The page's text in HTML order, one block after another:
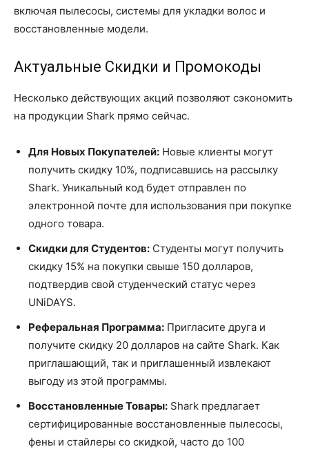
включая пылесосы, системы для укладки волос и
восстановленные модели.
Актуальные Скидки и Промокоды
Несколько действующих акций позволяют сэкономить
на продукции Shark прямо сейчас.
Для Новых Покупателей: Новые клиенты могут
получить скидку 10%, подписавшись на рассылку
Shark. Уникальный код будет отправлен по
электронной почте для использования при покупке
одного товара.
Скидки для Студентов: Студенты могут получить
скидку 15% на покупки свыше 150 долларов,
подтвердив свой студенческий статус через
UNiDAYS.
Реферальная Программа: Пригласите друга и
получите скидку 20 долларов на сайте Shark. Как
приглашающий, так и приглашенный извлекают
выгоду из этой программы.
Восстановленные Товары: Shark предлагает
сертифицированные восстановленные пылесосы,
фены и стайлеры со скидкой, часто до 100